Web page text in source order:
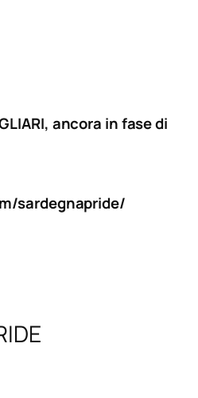
ancora in fase di
sardegnapride/